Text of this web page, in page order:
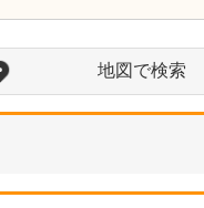
地図で検索
東京都北区
青柳診療所
青柳 有司院長
り、患者さんの負担をで